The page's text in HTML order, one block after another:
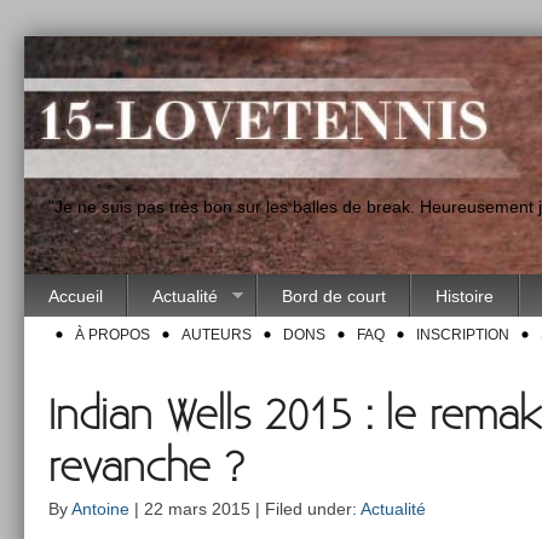
"Je ne suis pas très bon sur les balles de break.
Accueil Actualité Bord de court Histoire
À PROPOS AUTEURS DONS FAQ INSCRIPTION
Indian Wells 2015 : le
revanche ?
ByAntoine | 22 mars 2015 | Filed under: Actualité